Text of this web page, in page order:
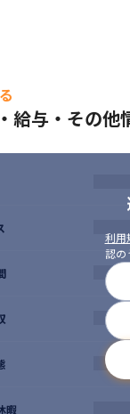
給与・その他
利用
認の
暇